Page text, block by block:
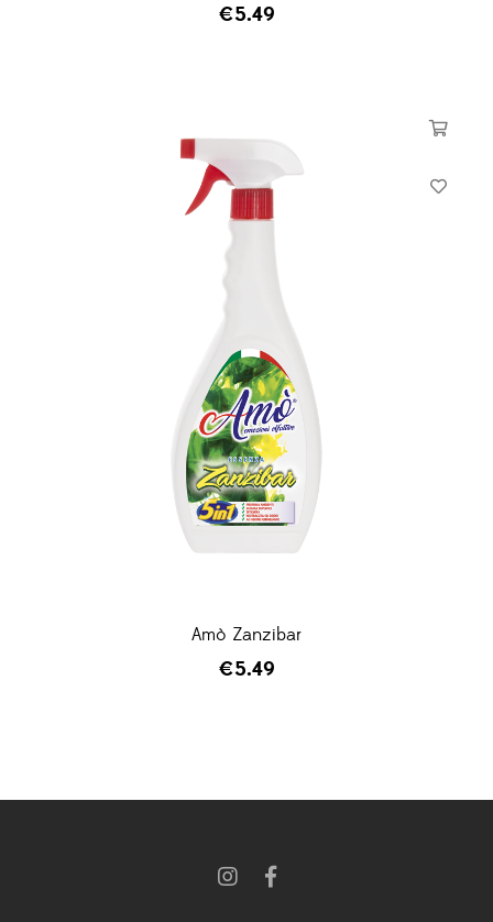
€5.49
Amò Zanzibar
€5.49